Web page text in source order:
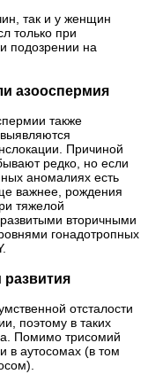
так и у женщин
только при
подозрении на
азооспермия
также
Причиной
редко, но если
аномалиях есть
важнее, рождения
тяжелой
вторичными
гонадотропных
отсталости
поэтому в таких
Помимо трисомий
в аутосомах (в том